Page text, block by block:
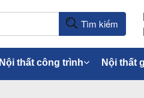
Tìm kiếm
Nội thất công trình Nội thất